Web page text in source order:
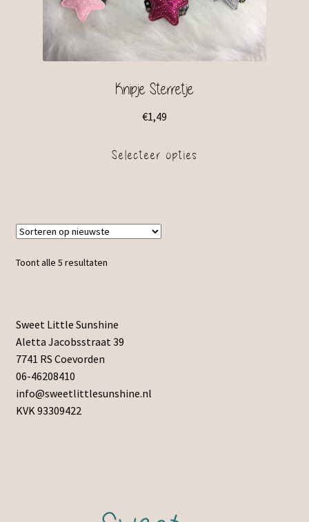
Knipje Sterretje
€1,49
Selecteer opties
Toont alle 5 resultaten
Sweet Little Sunshine
Aletta Jacobsstraat 39
7741 RS Coevorden
06-46208410
info@sweetlittlesunshine.nl
KVK 93309422